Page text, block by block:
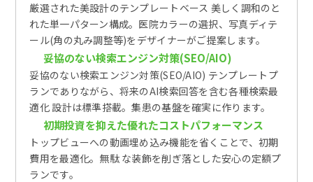
厳選された美設計のテンプレートベース 美しく調和のと
れた単一パターン構成。医院カラーの選択、写真ディテ
ール(角の丸み調整等)をデザイナーがご提案します。
妥協のない検索エンジン対策(SEO/AIO)
妥協のない検索エンジン対策(SEO/AIO) テンプレートプ
ランでありながら、将来のAI検索回答を含む各種検索最
適化 設計は標準搭載。集患の基盤を確実に作ります。
初期投資を抑えた優れたコストパフォーマンス
トップビューへの動画埋め込み機能を省くことで、初期
費用を最適化。無駄 な装飾を削ぎ落とした安心の定額プ
ランです。